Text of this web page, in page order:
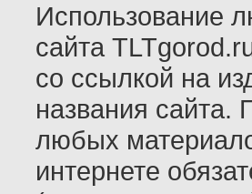
Использование
сайта
со ссылкой на
названия сайта.
любых
интернете